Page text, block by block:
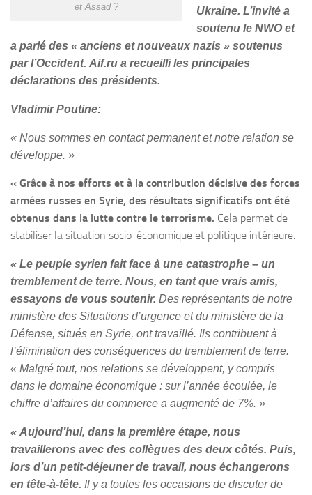
et Assad ?
Ukraine. L’invité a
soutenu le NWO et
a parlé des « anciens et nouveaux nazis » soutenus
par l’Occident. Aif.ru a recueilli les principales
déclarations des présidents.
Vladimir Poutine:
« Nous sommes en contact permanent et notre relation se
développe. »
« Grâce à nos efforts et à la contribution décisive des forces
armées russes en Syrie, des résultats significatifs ont été
obtenus dans la lutte contre le terrorisme. Cela permet de
stabiliser la situation socio-économique et politique intérieure.
« Le peuple syrien fait face à une catastrophe – un
tremblement de terre. Nous, en tant que vrais amis,
essayons de vous soutenir. Des représentants de notre
ministère des Situations d’urgence et du ministère de la
Défense, situés en Syrie, ont travaillé. Ils contribuent à
l’élimination des conséquences du tremblement de terre.
« Malgré tout, nos relations se développent, y compris
dans le domaine économique : sur l’année écoulée, le
chiffre d’affaires du commerce a augmenté de 7%. »
« Aujourd’hui, dans la première étape, nous
travaillerons avec des collègues des deux côtés. Puis,
lors d’un petit-déjeuner de travail, nous échangerons
en tête-à-tête. Il y a toutes les occasions de discuter de